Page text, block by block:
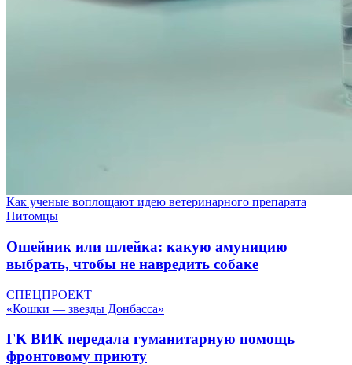
Как ученые воплощают идею ветеринарного препарата
Питомцы
Ошейник или шлейка: какую амуницию
выбрать, чтобы не навредить собаке
СПЕЦПРОЕКТ
«Кошки — звезды Донбасса»
ГК ВИК передала гуманитарную помощь
фронтовому приюту